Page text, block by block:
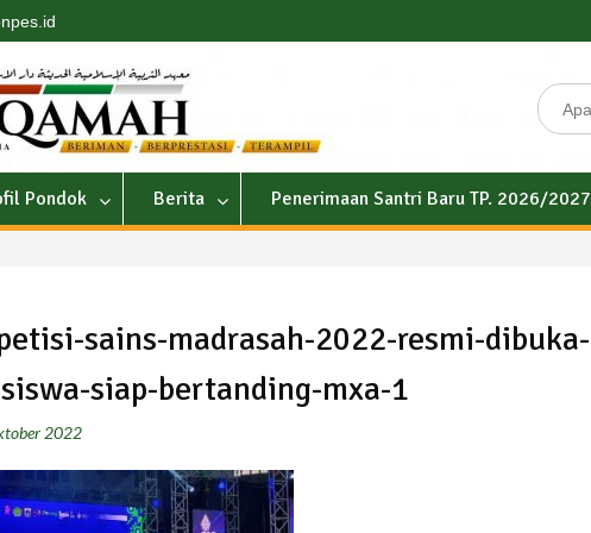
Search
for:
Pondok Berita Penerimaan Santri Baru TP. 2026/2027
sains-madrasah-2022-resmi-dibuka-
siap-bertanding-mxa-1
2022